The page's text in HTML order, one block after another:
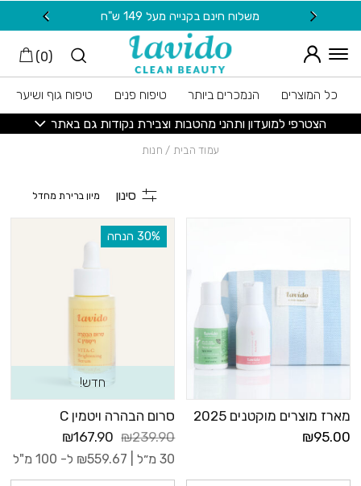
Skip to Contentמשלוח חינם בקנייה מעל 149 ש"ח
(
0
)
כל המוצרים הנמכרים ביותר טיפוח פנים
טיפוח גוף ושיער
הצטרפי למועדון ותהני מהטבות וצבירת נקודות גם באתר
עמוד הבית / חנות
סינון
מארז מוצרים מוקטנים 2025
₪95.00
‫30% הנחה
חדש!
סרום הבהרה ויטמין C
₪239.90
₪167.90
30 מ״ל | ₪559.67 ל- 100 מ"ל
בחזרה למעלה